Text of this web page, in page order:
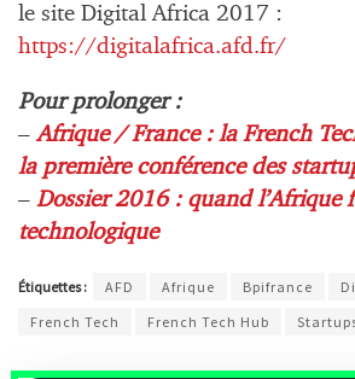
le site Digital Africa 2017 :
https://digitalafrica.afd.fr/
Pour prolonger :
–Afrique / France : la French
la première conférence des
– Dossier 2016 : quand l’Afrique
technologique
Étiquettes : AFD Afrique Bpifrance
French Tech
French Tech Hub